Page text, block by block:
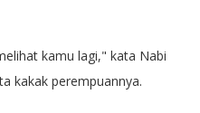
kamu lagi," kata Nabi
kakak perempuannya.